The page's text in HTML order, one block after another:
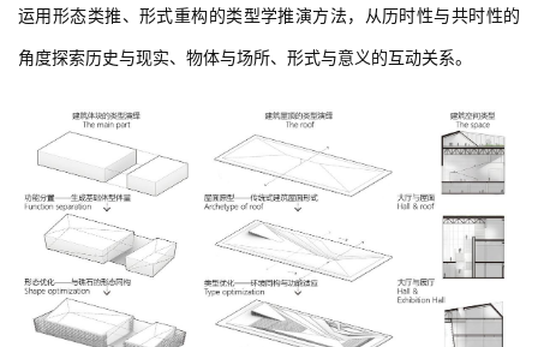
运用形态类推、形式重构的类型学推演方法，从历时性与共时性的
角度探索历史与现实、物体与场所、形式与意义的互动关系。